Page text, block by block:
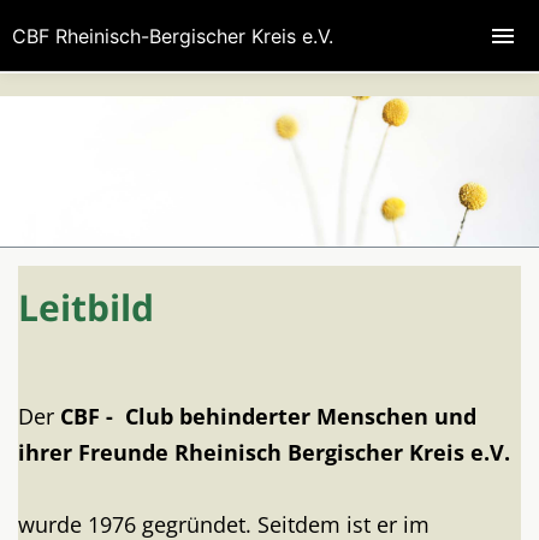
Leitbild
Der CBF - Club behinderter Menschen und
ihrer Freunde Rheinisch Bergischer Kreis e.V.
wurde 1976 gegründet. Seitdem ist er im
CBF Rheinisch-Bergischer Kreis e.V.